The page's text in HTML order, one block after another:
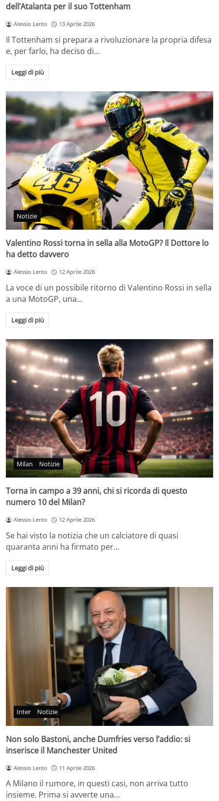
dell’Atalanta per il suo Tottenham
Alessio Lento 13 Aprile 2026
Il Tottenham si prepara a rivoluzionare la propria difesa
e, per farlo, ha deciso di…
Leggi di più
Notizie
Valentino Rossi torna in sella alla MotoGP? Il Dottore lo
ha detto davvero
Alessio Lento 12 Aprile 2026
La voce di un possibile ritorno di Valentino Rossi in sella
a una MotoGP, una…
Leggi di più
Milan Notizie
Torna in campo a 39 anni, chi si ricorda di questo
numero 10 del Milan?
Alessio Lento 12 Aprile 2026
Se hai visto la notizia che un calciatore di quasi
quaranta anni ha firmato per…
Leggi di più
Inter Notizie
Non solo Bastoni, anche Dumfries verso l’addio: si
inserisce il Manchester United
Alessio Lento 11 Aprile 2026
A Milano il rumore, in questi casi, non arriva tutto
insieme. Prima si avverte una…